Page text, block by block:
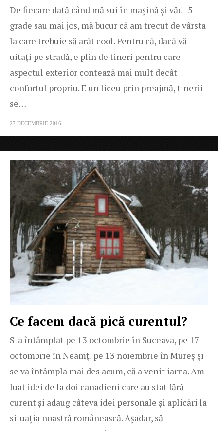
De fiecare dată când mă sui în mașină și văd -5
grade sau mai jos, mă bucur că am trecut de vârsta
la care trebuie să arăt cool. Pentru că, dacă vă
uitați pe stradă, e plin de tineri pentru care
aspectul exterior contează mai mult decât
confortul propriu. E un liceu prin preajmă, tinerii
se…
27 DECEMBRIE 2016
Ce facem dacă pică curentul?
S-a întâmplat pe 13 octombrie în Suceava, pe 17
octombrie în Neamț, pe 13 noiembrie în Mureș și
se va întâmpla mai des acum, că a venit iarna. Am
luat idei de la doi canadieni care au stat fără
curent și adaug câteva idei personale și aplicări la
situația noastră românească. Așadar, să